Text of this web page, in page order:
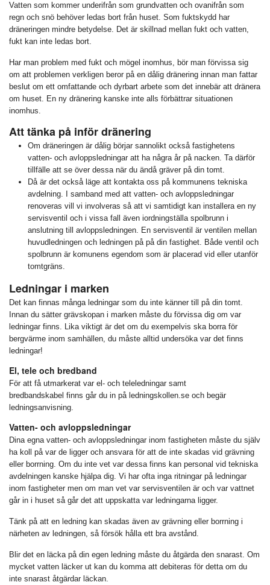
Vatten som kommer underifrån som grundvatten och ovanifrån som
regn och snö behöver ledas bort från huset. Som fuktskydd har
dräneringen mindre betydelse. Det är skillnad mellan fukt och vatten,
fukt kan inte ledas bort.
Har man problem med fukt och mögel inomhus, bör man förvissa sig
om att problemen verkligen beror på en dålig dränering innan man fattar
beslut om ett omfattande och dyrbart arbete som det innebär att dränera
om huset. En ny dränering kanske inte alls förbättrar situationen
inomhus.
Att tänka på inför dränering
Om dräneringen är dålig börjar sannolikt också fastighetens
vatten- och avloppsledningar att ha några år på nacken. Ta därför
tillfälle att se över dessa när du ändå gräver på din tomt.
Då är det också läge att kontakta oss på kommunens tekniska
avdelning. I samband med att vatten- och avloppsledningar
renoveras vill vi involveras så att vi samtidigt kan installera en ny
servisventil och i vissa fall även iordningställa spolbrunn i
anslutning till avloppsledningen. En servisventil är ventilen mellan
huvudledningen och ledningen på på din fastighet. Både ventil och
spolbrunn är komunens egendom som är placerad vid eller utanför
tomtgräns.
Ledningar i marken
Det kan finnas många ledningar som du inte känner till på din tomt.
Innan du sätter grävskopan i marken måste du förvissa dig om var
ledningar finns. Lika viktigt är det om du exempelvis ska borra för
bergvärme inom samhällen, du måste alltid undersöka var det finns
ledningar!
El, tele och bredband
För att få utmarkerat var el- och teleledningar samt
bredbandskabel finns går du in på ledningskollen.se och begär
ledningsanvisning.
Vatten- och avloppsledningar
Dina egna vatten- och avloppsledningar inom fastigheten måste du själv
ha koll på var de ligger och ansvara för att de inte skadas vid grävning
eller borrning. Om du inte vet var dessa finns kan personal vid tekniska
avdelningen kanske hjälpa dig. Vi har ofta inga ritningar på ledningar
inom fastigheter men om man vet var servisventilen är och var vattnet
går in i huset så går det att uppskatta var ledningarna ligger.
Tänk på att en ledning kan skadas även av grävning eller borrning i
närheten av ledningen, så försök hålla ett bra avstånd.
Blir det en läcka på din egen ledning måste du åtgärda den snarast. Om
mycket vatten läcker ut kan du komma att debiteras för detta om du
inte snarast åtgärdar läckan.